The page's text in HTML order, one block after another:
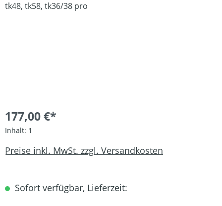
177,00 €*
Inhalt: 1
Preise inkl. MwSt. zzgl. Versandkosten
Sofort verfügbar, Lieferzeit: